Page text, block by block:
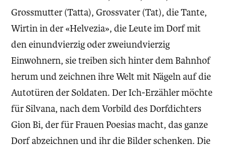
Grossmutter (Tatta), Grossvater (Tat), die Tante,
Wirtin in der «Helvezia», die Leute im Dorf mit
den einundvierzig oder zweiundvierzig
Einwohnern, sie treiben sich hinter dem Bahnhof
herum und zeichnen ihre Welt mit Nägeln auf die
Autotüren der Soldaten. Der Ich-Erzähler möchte
für Silvana, nach dem Vorbild des Dorfdichters
Gion Bi, der für Frauen Poesias macht, das ganze
Dorf abzeichnen und ihr die Bilder schenken. Die